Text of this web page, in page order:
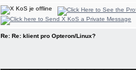
Re: Re: klient pro Opteron/Linux?